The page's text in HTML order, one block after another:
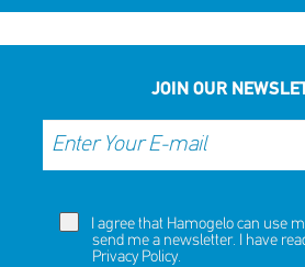
JOIN OUR
I agree that Hamogelo can use
send me a newsletter. I have
Privacy Policy.